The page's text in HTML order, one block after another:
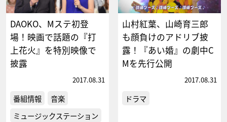
DAOKO、Mステ初登
場！映画で話題の『打
上花火』を特別映像で
披露
2017.08.31
番組情報
音楽
ミュージックステーション
山村紅葉、山崎育三郎
も顔負けのアドリブ披
露！『あい婚』の劇中C
Mを先行公開
2017.08.31
ドラマ